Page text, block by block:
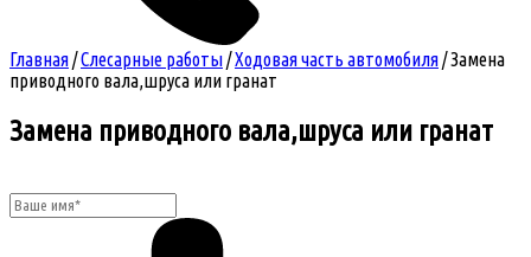
Главная/Слесарные работы/Ходовая часть автомобиля/Замена
приводного вала,шруса или гранат
Замена приводного вала,шруса или гранат